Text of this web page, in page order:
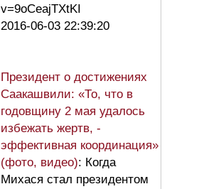
v=9oCeajTXtKI
2016-06-03 22:39:20
Президент о достижениях
Саакашвили: «То, что в
годовщину 2 мая удалось
избежать жертв, -
эффективная координация»
(фото, видео): Когда
Михася стал президентом